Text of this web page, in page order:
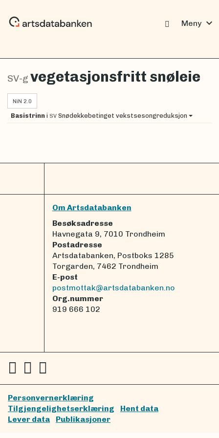
Meny expand_more
SV-g vegetasjonsfritt snøleie
NiN 2.0
Basistrinn i SV Snødekkebetinget vekstsesongreduksjon
Om Artsdatabanken
Besøksadresse
Havnegata 9, 7010 Trondheim
Postadresse
Artsdatabanken, Postboks 1285
Torgarden, 7462 Trondheim
E-post
postmottak@artsdatabanken.no
Org.nummer
919 666 102
Personvernerklæring
Tilgjengelighetserklæring
Hent data
Lever data
Publikasjoner